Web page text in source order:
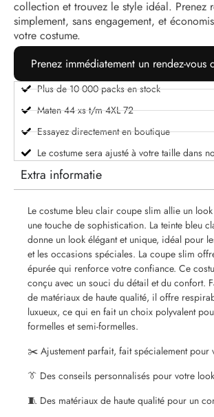
collection et trouvez le style idéal. Prenez
simplement, sans engagement, et
votre costume.
Prenez immédiatement un rendez-vous
Plus de 10 000 packs en stock
Maten 44 xs t/m 4XL 72
Essayez directement en boutique
Le costume sera ajusté à votre taille dans
Extra informatie
Le costume bleu clair coupe slim allie un
une touche de sophistication. La teinte bleu
donne un look élégant et unique, idéal pour
et les occasions spéciales. La coupe slim
épurée qui renforce votre confiance. Ce
conçu avec un souci du détail et du confort.
de matériaux de haute qualité, il offre
luxueux, ce qui en fait un choix polyvalent
formelles et semi-formelles.
✂️ Ajustement parfait, fait spécialement pour
👔 Des conseils personnalisés pour votre
🧵 Des matériaux de haute qualité pour un